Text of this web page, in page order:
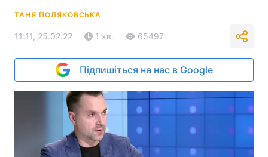
ТАНЯ ПОЛЯКОВСЬКА
11:11, 25.02.22 1 хв. 65497
Підпишіться на нас в Google